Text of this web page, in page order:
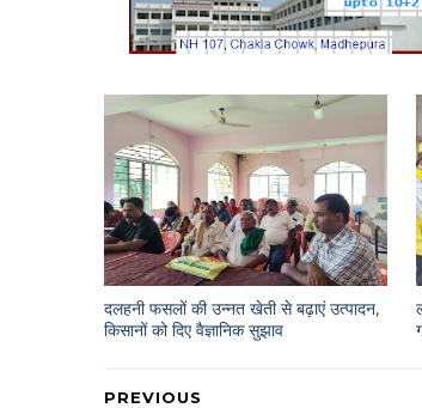
दलहनी फसलों की उन्नत खेती से बढ़ाएं उत्पादन,
किसानों को दिए वैज्ञानिक सुझाव
PREVIOUS